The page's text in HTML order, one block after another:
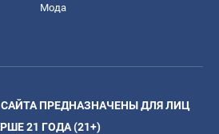
Мода
ПРЕДНАЗНАЧЕНЫ ДЛЯ ЛИЦ
21 ГОДА (21+)